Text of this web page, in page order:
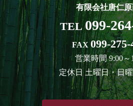
有限会社唐仁
TEL099-
FAX099-275-
営業時間 9:00～
定休日 土曜日・日